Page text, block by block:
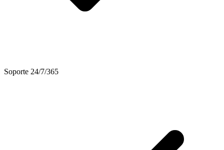
Soporte 24/7/365